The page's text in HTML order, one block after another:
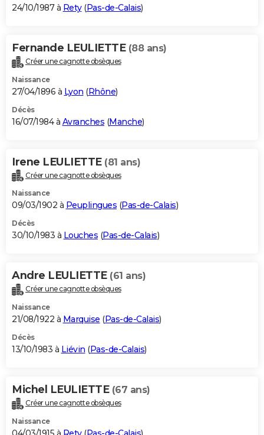
24/10/1987 à Rety(Pas-de-Calais)
Fernande LEULIETTE (88 ans)
Créer une cagnotte obsèques
Naissance
27/04/1896 à Lyon (Rhône)
Décès
16/07/1984 à Avranches (Manche)
Irene LEULIETTE (81 ans)
Créer une cagnotte obsèques
Naissance
09/03/1902 à Peuplingues (Pas-de-Calais)
Décès
30/10/1983 à Louches (Pas-de-Calais)
Andre LEULIETTE (61 ans)
Créer une cagnotte obsèques
Naissance
21/08/1922 à Marquise (Pas-de-Calais)
Décès
13/10/1983 à Liévin (Pas-de-Calais)
Michel LEULIETTE (67 ans)
Créer une cagnotte obsèques
Naissance